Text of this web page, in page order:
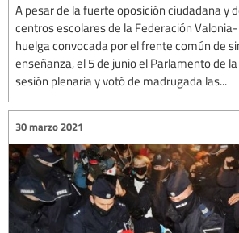
A pesar de la fuerte oposición ciudadana y
centros escolares de la Federación
huelga convocada por el frente común de
enseñanza, el 5 de junio el Parlamento de
sesión plenaria y votó de madrugada las...
30 marzo 2021